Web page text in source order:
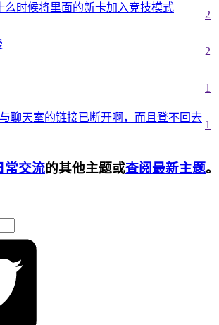
时候将里面的新卡加入竞技模式
2
2
1
聊天室的链接已断开啊，而且登不回去
1
常交流的其他主题或查阅最新主题。